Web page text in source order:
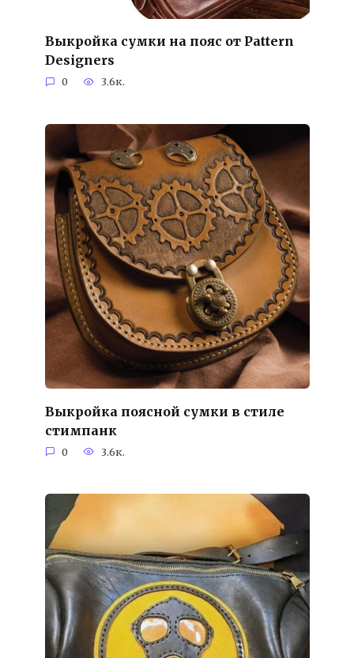
Выкройка сумки на пояс от Pattern
Designers
0 3.6к.
Выкройка поясной сумки в стиле
стимпанк
0 3.6к.